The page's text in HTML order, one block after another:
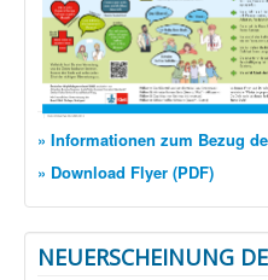
» Informationen zum Bezug
» Download Flyer (PDF)
NEUERSCHEINUNG